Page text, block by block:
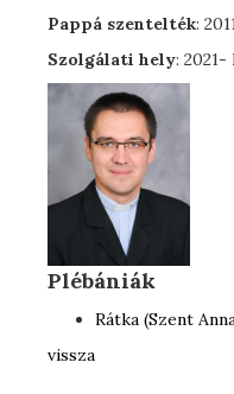
Pappá szentelték:
Szolgálati hely: 2021-
Plébániák
Rátka (Szent
vissza